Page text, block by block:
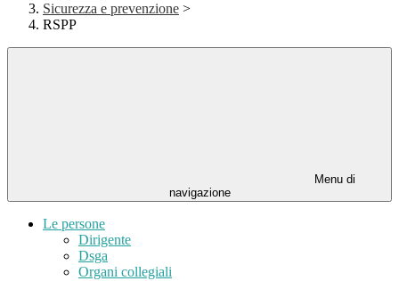
Sicurezza e prevenzione >
RSPP
Menu di
navigazione
Le persone
Dirigente
Dsga
Organi collegiali